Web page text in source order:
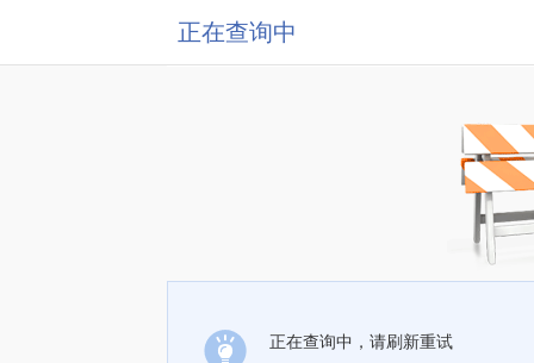
正在查询中
正在查询中，请刷新重试